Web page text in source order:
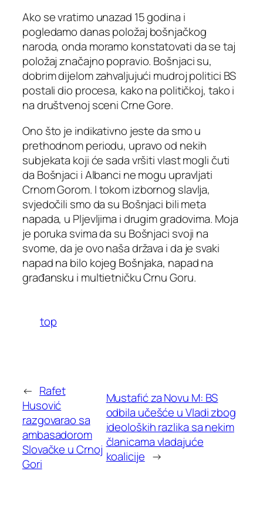
Ako se vratimo unazad 15 godina i
pogledamo danas položaj bošnjačkog
naroda, onda moramo konstatovati da se taj
položaj značajno popravio. Bošnjaci su,
dobrim dijelom zahvaljujući mudroj politici BS
postali dio procesa, kako na političkoj, tako i
na društvenoj sceni Crne Gore.
Ono što je indikativno jeste da smo u
prethodnom periodu, upravo od nekih
subjekata koji će sada vršiti vlast mogli čuti
da Bošnjaci i Albanci ne mogu upravljati
Crnom Gorom. I tokom izbornog slavlja,
svjedočili smo da su Bošnjaci bili meta
napada, u Pljevljima i drugim gradovima. Moja
je poruka svima da su Bošnjaci svoji na
svome, da je ovo naša država i da je svaki
napad na bilo kojeg Bošnjaka, napad na
građansku i multietničku Crnu Goru.
top
← Rafet
Husović
razgovarao sa
ambasadorom
Slovačke u Crnoj
Gori
Mustafić za Novu M: BS
odbila učešće u Vladi zbog
ideoloških razlika sa nekim
članicama vladajuće
koalicije →